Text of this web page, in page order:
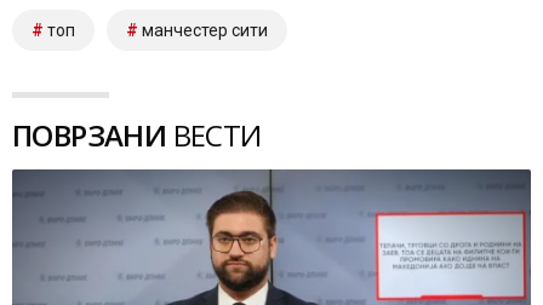
топ манчестер сити
ПОВРЗАНИ ВЕСТИ